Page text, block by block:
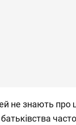
не знають про